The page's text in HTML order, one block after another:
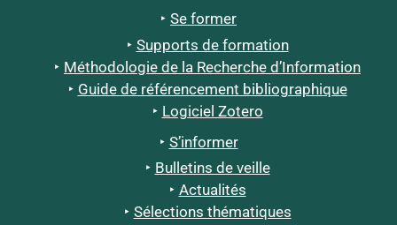
Se former
Supports de formation
Méthodologie de la Recherche d’Information
Guide de référencement bibliographique
Logiciel Zotero
S’informer
Bulletins de veille
Actualités
Sélections thématiques